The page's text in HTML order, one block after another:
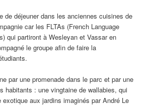
de déjeuner dans les anciennes cuisines de
car les FLTAs (French Language
qui partiront à Wesleyan et Vassar en
le groupe afin de faire la
par une promenade dans le parc et par une
habitants : une vingtaine de wallabies, qui
exotique aux jardins imaginés par André Le